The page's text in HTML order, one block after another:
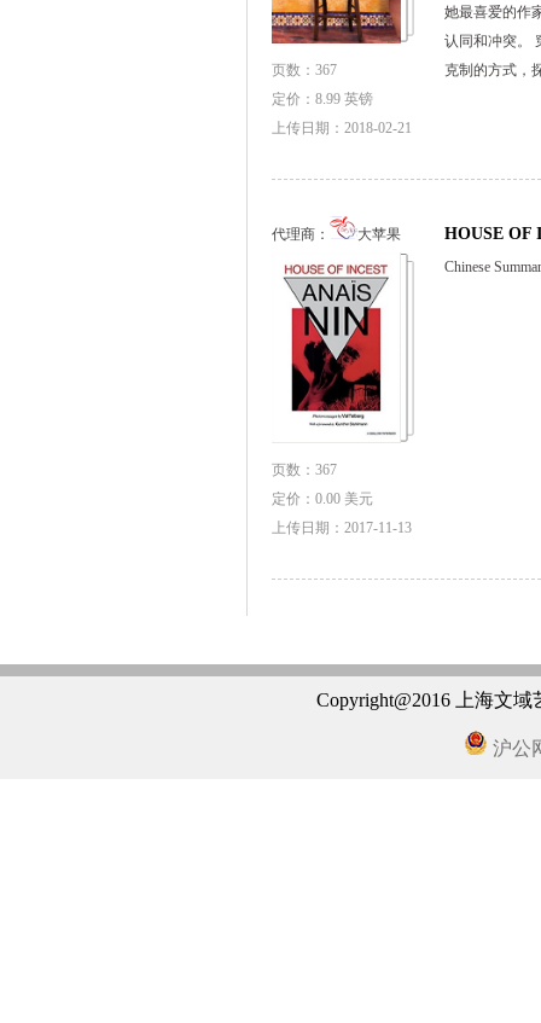
页数：367
定价：8.99 英镑
上传日期：2018-02-21
她最喜爱的作
认同和冲突。
克制的方式，
代理商： 大苹果
页数：367
定价：0.00 美元
上传日期：2017-11-13
HOUSE OF
Chinese
Copyright@2016 上海文
沪公